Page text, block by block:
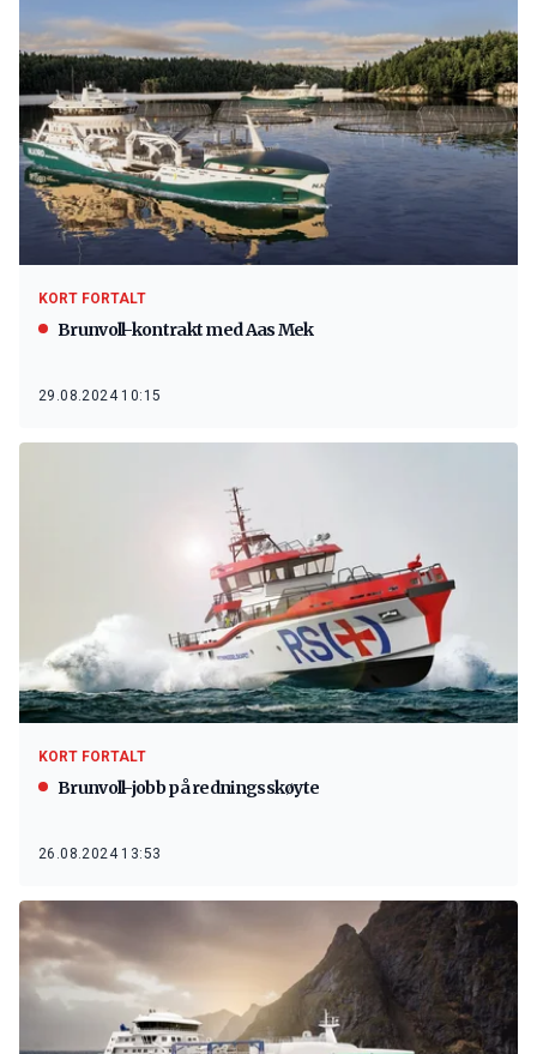
KORT FORTALT
Brunvoll-kontrakt med Aas Mek
29.08.2024 10:15
KORT FORTALT
Brunvoll-jobb på redningsskøyte
26.08.2024 13:53